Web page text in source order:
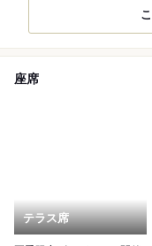
座席
テラス席